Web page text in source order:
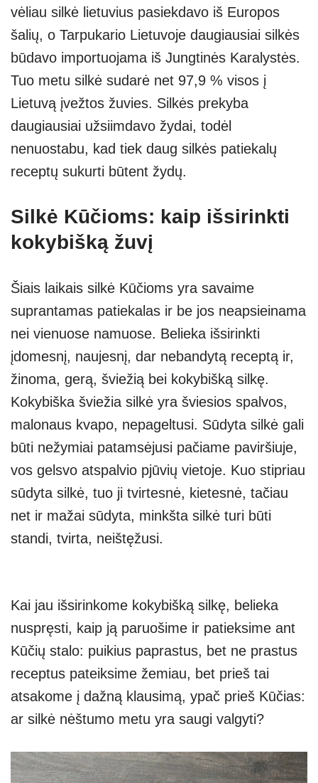
vėliau silkė lietuvius pasiekdavo iš Europos
šalių, o Tarpukario Lietuvoje daugiausiai silkės
būdavo importuojama iš Jungtinės Karalystės.
Tuo metu silkė sudarė net 97,9 % visos į
Lietuvą įvežtos žuvies. Silkės prekyba
daugiausiai užsiimdavo žydai, todėl
nenuostabu, kad tiek daug silkės patiekalų
receptų sukurti būtent žydų.
Silkė Kūčioms: kaip išsirinkti
kokybišką žuvį
Šiais laikais silkė Kūčioms yra savaime
suprantamas patiekalas ir be jos neapsieinama
nei vienuose namuose. Belieka išsirinkti
įdomesnį, naujesnį, dar nebandytą receptą ir,
žinoma, gerą, šviežią bei kokybišką silkę.
Kokybiška šviežia silkė yra šviesios spalvos,
malonaus kvapo, nepageltusi. Sūdyta silkė gali
būti nežymiai patamsėjusi pačiame paviršiuje,
vos gelsvo atspalvio pjūvių vietoje. Kuo stipriau
sūdyta silkė, tuo ji tvirtesnė, kietesnė, tačiau
net ir mažai sūdyta, minkšta silkė turi būti
standi, tvirta, neištęžusi.
Kai jau išsirinkome kokybišką silkę, belieka
nuspręsti, kaip ją paruošime ir patieksime ant
Kūčių stalo: puikius paprastus, bet ne prastus
receptus pateiksime žemiau, bet prieš tai
atsakome į dažną klausimą, ypač prieš Kūčias:
ar silkė nėštumo metu yra saugi valgyti?